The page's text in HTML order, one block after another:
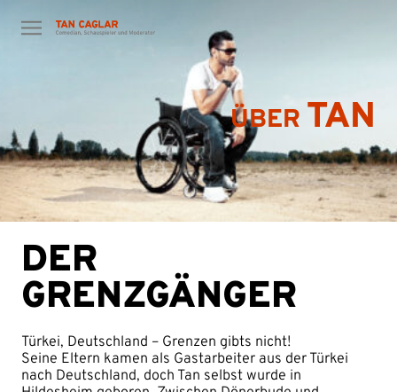
Inhalt
springen
ÜBER TAN
DER
GRENZGÄNGER
Türkei, Deutschland – Grenzen gibts nicht!
Seine Eltern kamen als Gastarbeiter aus der Türkei
nach Deutschland, doch Tan selbst wurde in